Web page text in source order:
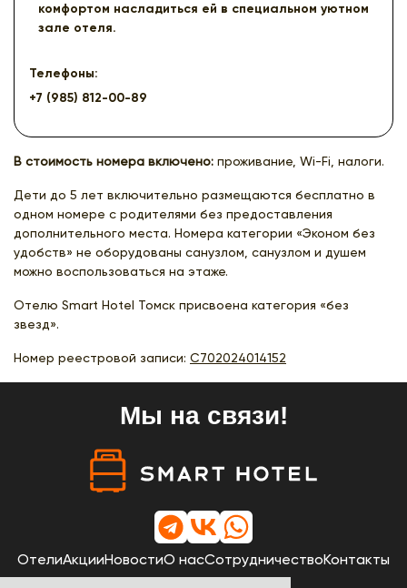
комфортом насладиться ей в специальном уютном
зале отеля.
Телефоны:
+7 (985) 812-00-89
В стоимость номера включено: проживание, Wi-Fi, налоги.
Дети до 5 лет включительно размещаются бесплатно в
одном номере с родителями без предоставления
дополнительного места. Номера категории «Эконом без
удобств» не оборудованы санузлом, санузлом и душем
можно воспользоваться на этаже.
Отелю Smart Hotel Томск присвоена категория «без
звезд».
Номер реестровой записи: С702024014152
Мы на связи!
ОтелиАкцииНовостиО насСотрудничествоКонтакты